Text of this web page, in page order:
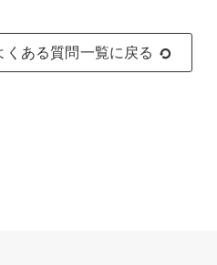
くある質問一覧に戻る